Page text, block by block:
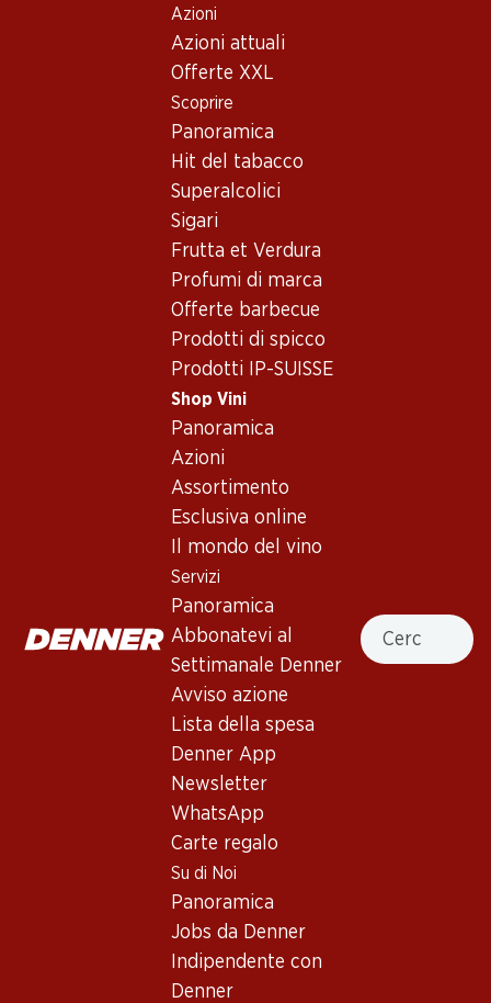
Azioni
Azioni attuali
Offerte XXL
Scoprire
Panoramica
Hit del tabacco
Superalcolici
Sigari
Frutta et Verdura
Profumi di marca
Offerte barbecue
Prodotti di spicco
Prodotti IP-SUISSE
Shop Vini
Panoramica
Azioni
Assortimento
Esclusiva online
Il mondo del vino
Servizi
Panoramica
Abbonatevi al
Settimanale Denner
Avviso azione
Lista della spesa
Denner App
Newsletter
WhatsApp
Carte regalo
Su di Noi
Panoramica
Jobs da Denner
Indipendente con
Denner
Cercare
Vino/champagne
Sardegna
Palmalias Cannonau di Sardegna DOC Riserva
Fronte Retro
Palmalias Cannonau di
Sardegna DOC Riserva
Sardegna
Colore rosso rubino intenso. Al naso, note pronunciate di
frutti di bosco maturati al sole, con un po’ di mirto e cacao.
Buono a sapersi